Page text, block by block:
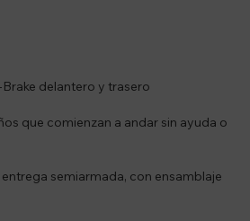
delantero y trasero
que comienzan a andar sin ayuda o
semiarmada, con ensamblaje